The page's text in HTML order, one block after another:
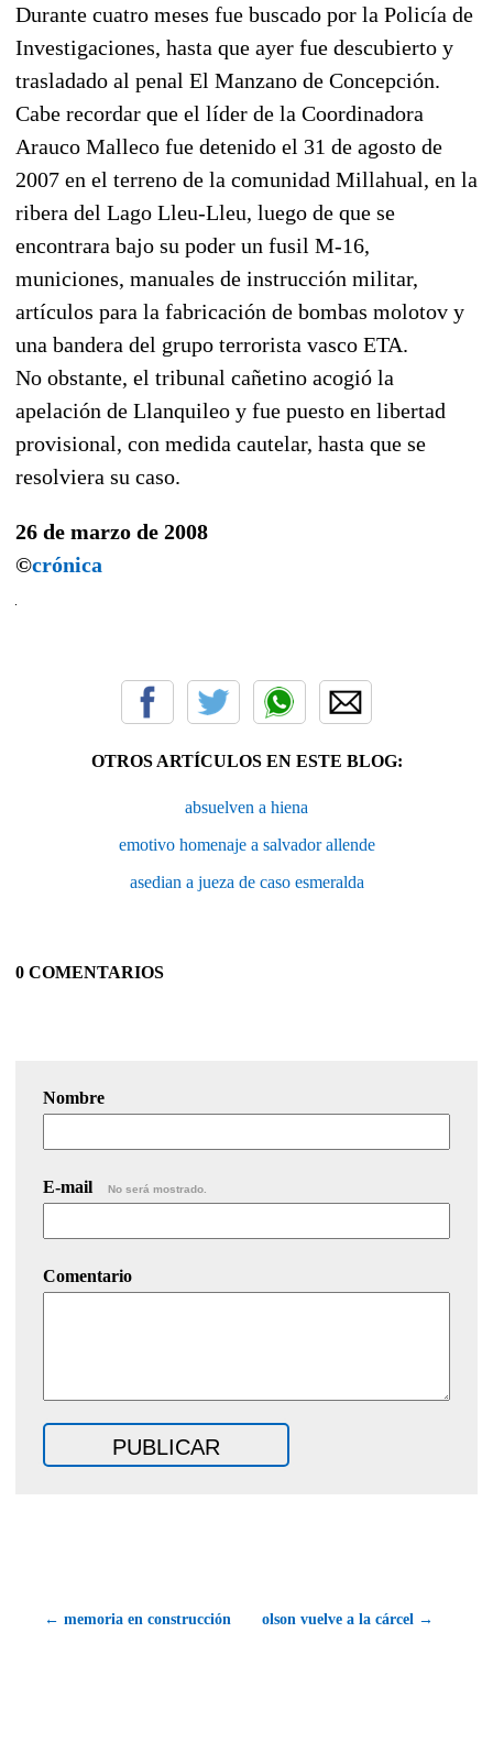
Durante cuatro meses fue buscado por la Policía de
Investigaciones, hasta que ayer fue descubierto y
trasladado al penal El Manzano de Concepción.
Cabe recordar que el líder de la Coordinadora
Arauco Malleco fue detenido el 31 de agosto de
2007 en el terreno de la comunidad Millahual, en la
ribera del Lago Lleu-Lleu, luego de que se
encontrara bajo su poder un fusil M-16,
municiones, manuales de instrucción militar,
artículos para la fabricación de bombas molotov y
una bandera del grupo terrorista vasco ETA.
No obstante, el tribunal cañetino acogió la
apelación de Llanquileo y fue puesto en libertad
provisional, con medida cautelar, hasta que se
resolviera su caso.
26 de marzo de 2008
©crónica
OTROS ARTÍCULOS EN ESTE BLOG:
absuelven a hiena
emotivo homenaje a salvador allende
asedian a jueza de caso esmeralda
0 COMENTARIOS
Nombre
E-mail No será mostrado.
Comentario
← memoria en construcción olson vuelve a la cárcel →